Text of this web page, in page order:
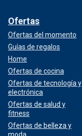
Ofertas
Ofertas del momento
Guías de regalos
Home
Ofertas de cocina
Ofertas de tecnología y
electrónica
Ofertas de salud y
fitness
Ofertas de belleza y
moda